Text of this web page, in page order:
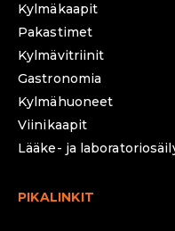
Kylmäkaapit
Pakastimet
Kylmävitriinit
Gastronomia
Kylmähuoneet
Viinikaapit
Lääke- ja
PIKALINKIT